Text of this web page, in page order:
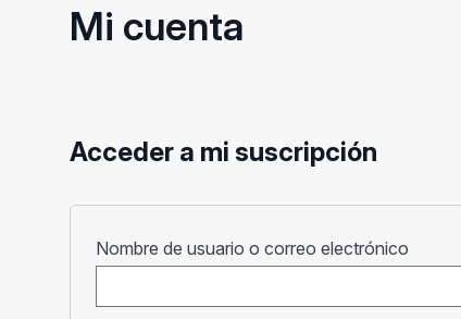
Mi cuenta
Acceder a mi suscripción
Nombre de usuario o correo electrónico